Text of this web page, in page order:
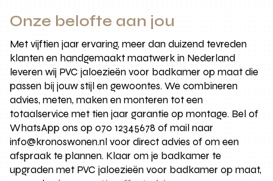
Onze belofte aan jou
Met vijftien jaar ervaring, meer dan duizend tevreden
klanten en handgemaakt maatwerk in Nederland
leveren wij PVC jaloezieën voor badkamer op maat die
passen bij jouw stijl en gewoontes. We combineren
advies, meten, maken en monteren tot een
totaalservice met tien jaar garantie op montage. Bel of
WhatsApp ons op 070 12345678 of mail naar
info@kronoswonen.nl voor direct advies of om een
afspraak te plannen. Klaar om je badkamer te
upgraden met PVC jaloezieën voor badkamer op maat,